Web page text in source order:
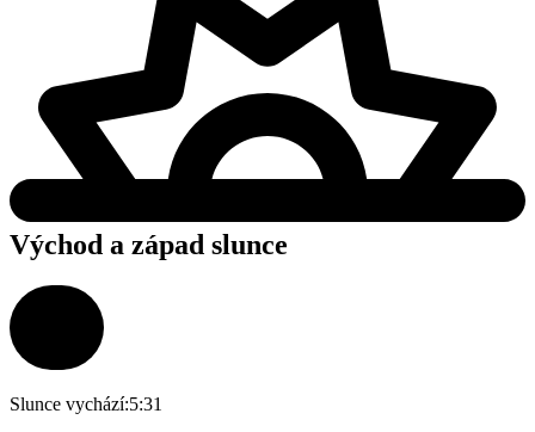
Východ a západ slunce
Slunce vychází:5:31